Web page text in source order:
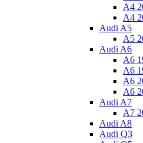
A4
A4
Audi A5
A5
Audi A6
A6
A6
A6
A6
Audi A7
A7
Audi A8
Audi Q3